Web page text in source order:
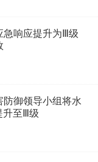
急响应提升为Ⅲ级
防御领导小组将水
升至Ⅲ级